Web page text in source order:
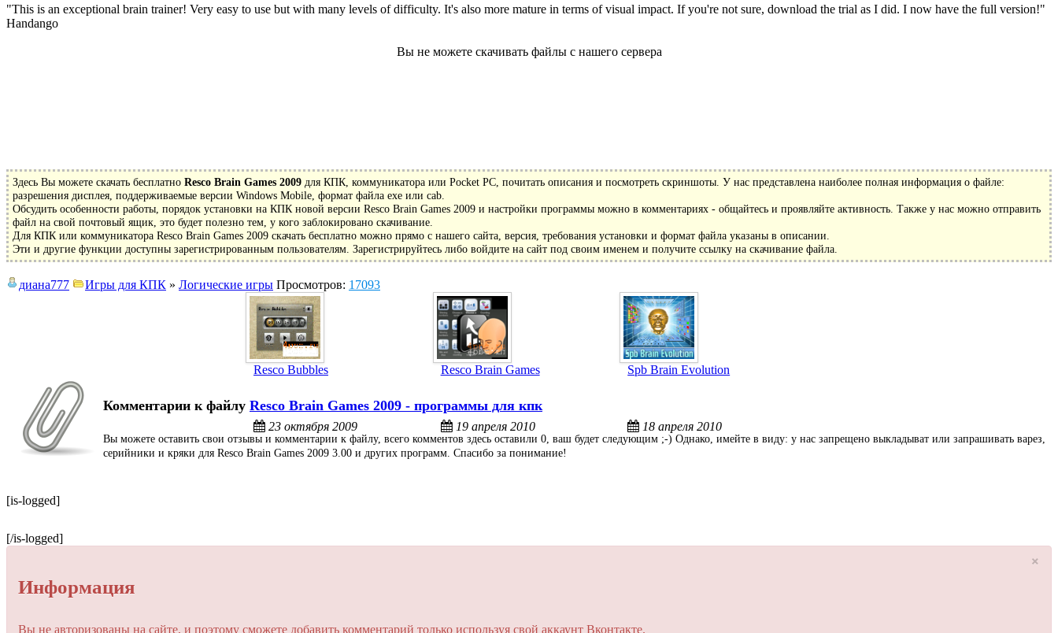
"This is an exceptional brain trainer! Very easy to use but with many levels of difficulty. It's also more mature in terms of visual impact. If you're not sure, download the trial as I did. I now have the full version!"
Handango
Вы не можете скачивать файлы с нашего сервера
Здесь Вы можете скачать бесплатно Resco Brain Games 2009 для КПК, коммуникатора или Pocket PC, почитать описания и посмотреть скриншоты. У нас представлена наиболее полная информация о файле:
разрешения дисплея, поддерживаемые версии Windows Mobile, формат файла exe или cab.
Обсудить особенности работы, порядок установки на КПК новой версии Resco Brain Games 2009 и настройки программы можно в комментариях - общайтесь и проявляйте активность. Также у нас можно отправить
файл на свой почтовый ящик, это будет полезно тем, у кого заблокировано скачивание.
Для КПК или коммуникатора Resco Brain Games 2009 скачать бесплатно можно прямо с нашего сайта, версия, требования установки и формат файла указаны в описании.
Эти и другие функции доступны зарегистрированным пользователям. Зарегистрируйтесь либо войдите на сайт под своим именем и получите ссылку на скачивание файла.
диана777 Игры для КПК » Логические игры Просмотров: 17093
Resco Bubbles
23 октября 2009
Resco Brain Games
19 апреля 2010
Spb Brain Evolution
18 апреля 2010
Комментарии к файлу Resco Brain Games 2009 - программы для кпк
Вы можете оставить свои отзывы и комментарии к файлу, всего комментов здесь оставили 0, ваш будет следующим ;-) Однако, имейте в виду: у нас запрещено выкладыват или запрашивать варез,
серийники и кряки для Resco Brain Games 2009 3.00 и других программ. Спасибо за понимание!
[is-logged]
[/is-logged]
×
Информация
Вы не авторизованы на сайте, и поэтому сможете добавить комментарий только используя свой аккаунт Вконтакте.